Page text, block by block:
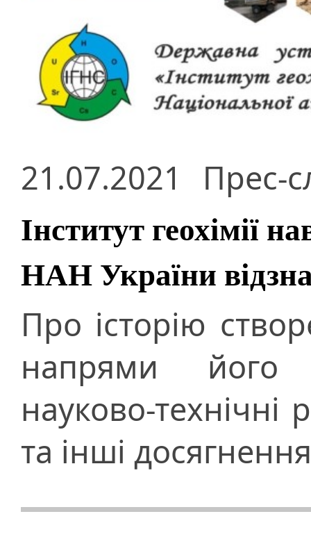
21.07.2021 Прес-
Інститут геохімії
НАН України
Про історію
напрями його
науково-технічні
та інші досягнення